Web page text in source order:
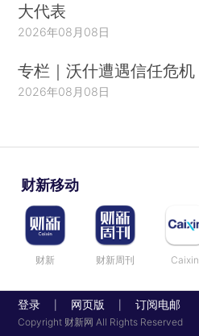
大代表
2026年08月08日
专栏｜沃什遭遇信任危机
2026年08月08日
财新移动
财新 财新周刊 Caixin
登录 网页版 订阅电邮
Copyright 财新网 All Rights Reserved